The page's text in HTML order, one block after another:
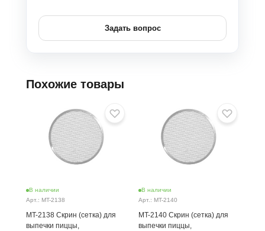
Задать вопрос
Похожие товары
В наличии
Арт.: MT-2138
MT-2138 Скрин (сетка) для
выпечки пиццы,
В наличии
Арт.: MT-2140
MT-2140 Скрин (сетка) для
выпечки пиццы,